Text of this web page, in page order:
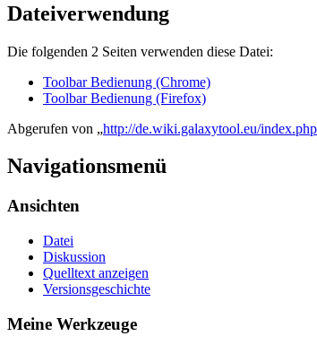
Dateiverwendung
Die folgenden 2 Seiten verwenden diese Datei:
Toolbar Bedienung (Chrome)
Toolbar Bedienung (Firefox)
Abgerufen von „http://de.wiki.galaxytool.eu/
Navigationsmenü
Ansichten
Datei
Diskussion
Quelltext anzeigen
Versionsgeschichte
Meine Werkzeuge